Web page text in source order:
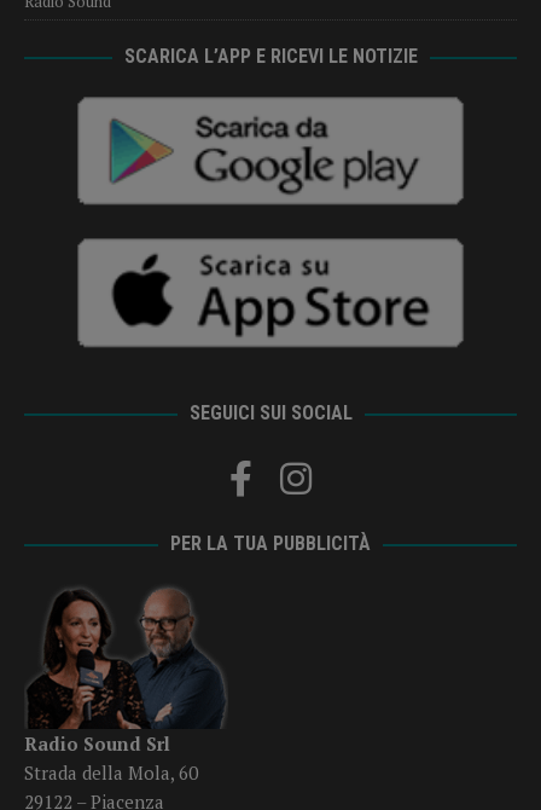
SCARICA L’APP E RICEVI LE NOTIZIE
SEGUICI SUI SOCIAL
PER LA TUA PUBBLICITÀ
Radio Sound Srl
Strada della Mola, 60
29122 – Piacenza